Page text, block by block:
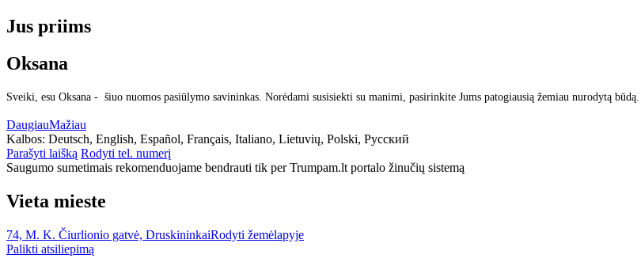
Jus priims
Oksana
Sveiki, esu Oksana - šiuo nuomos pasiūlymo savininkas. Norėdami susisiekti su manimi, pasirinkite Jums patogiausią žemiau nurodytą būdą.
DaugiauMažiau
Kalbos: Deutsch, English, Español, Français, Italiano, Lietuvių, Polski, Русский
Parašyti laišką Rodyti tel. numerį
Saugumo sumetimais rekomenduojame bendrauti tik per Trumpam.lt portalo žinučių sistemą
Vieta mieste
74, M. K. Čiurlionio gatvė, DruskininkaiRodyti žemėlapyje
Palikti atsiliepimą